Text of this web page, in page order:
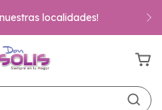
localidades!